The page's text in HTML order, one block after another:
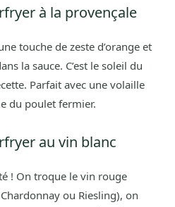
à la provençale
touche de zeste d’orange et
la sauce. C’est le soleil du
Parfait avec une volaille
du poulet fermier.
au vin blanc
! On troque le vin rouge
ou Riesling), on